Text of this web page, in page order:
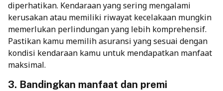
diperhatikan. Kendaraan yang sering mengalami
kerusakan atau memiliki riwayat kecelakaan mungkin
memerlukan perlindungan yang lebih komprehensif.
Pastikan kamu memilih asuransi yang sesuai dengan
kondisi kendaraan kamu untuk mendapatkan manfaat
maksimal.
3. Bandingkan manfaat dan premi